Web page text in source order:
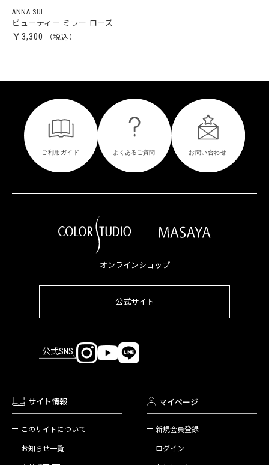
ANNA SUI
ビューティー ミラー ローズ
￥3,300
オンラインショップ
公式サイト
公式SNS
サイト情報
このサイトについて
お知らせ一覧
マイページ
新規会員登録
ログイン